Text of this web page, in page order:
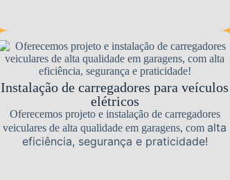
Instalação de carregadores para veículos
elétricos
Oferecemos projeto e instalação de carregadores
veiculares de alta qualidade em garagens, com alta
eficiência, segurança e praticidade!